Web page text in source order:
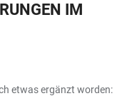
IM
etwas ergänzt worden: